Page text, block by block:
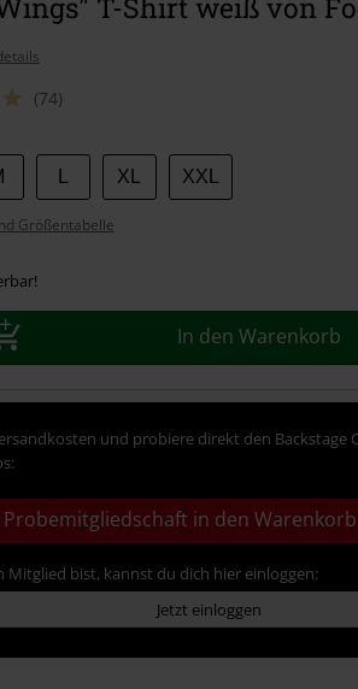
T-Shirt weiß von
(74)
XL XXL
Größentabelle
In den Warenkorb
und probiere direkt den Backstage
Probemitgliedschaft in den
Mitglied bist, kannst du dich hier einloggen:
Jetzt einloggen